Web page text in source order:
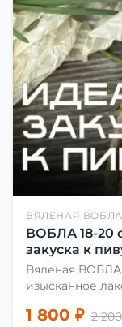
ВЯЛЕНАЯ ВОБЛА
ВОБЛА 18-20
закуска к
Вяленая ВОБЛА
изысканное
сделать
1 800 ₽ 2